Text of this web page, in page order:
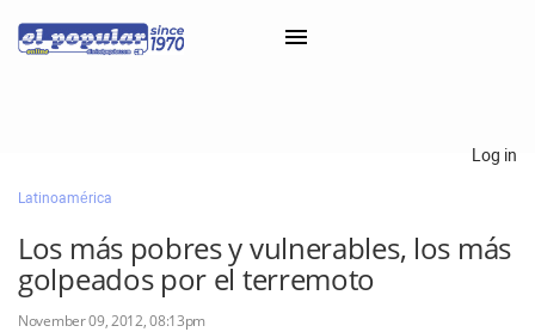
Classifieds
Categorías
Iniciar sesión con Clascal
Log in
Latinoamérica
Los más pobres y vulnerables, los más
golpeados por el terremoto
November 09, 2012, 08:13pm